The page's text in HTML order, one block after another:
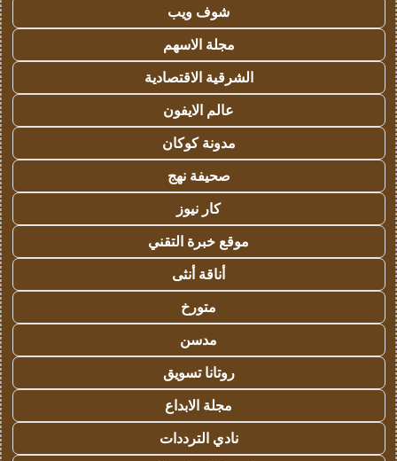
شوف ويب
مجلة الاسهم
الشرقية الاقتصادية
عالم الايفون
مدونة كوكان
صحيفة نهج
كار نيوز
موقع خبرة التقني
أناقة أنثى
متورخ
مدسن
روتانا تسويق
مجلة الابداع
نادي الترددات